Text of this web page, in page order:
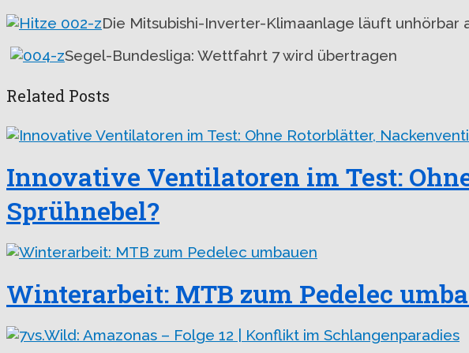
Die Mitsubishi-Inverter-Klimaanlage läuft unhörbar
Segel-Bundesliga: Wettfahrt 7 wird übertragen
Related Posts
Innovative Ventilatoren im Test:
Sprühnebel?
Winterarbeit: MTB zum Pedelec